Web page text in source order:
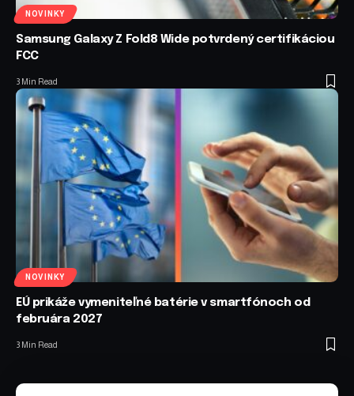
NOVINKY
Samsung Galaxy Z Fold8 Wide potvrdený certifikáciou
FCC
3 Min Read
NOVINKY
EÚ prikáže vymeniteľné batérie v smartfónoch od
februára 2027
3 Min Read